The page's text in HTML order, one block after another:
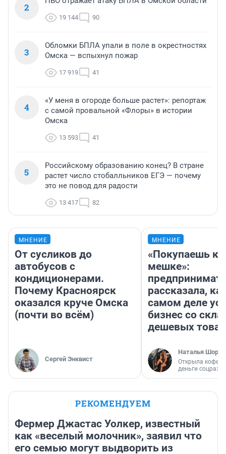
2
19 144 90
3
Обломки БПЛА упали в поле в окрестностях
Омска — вспыхнул пожар
17 919 41
4
«У меня в огороде больше растет»: репортаж
с самой провальной «Флоры» в истории
Омска
13 593 41
5
Российскому образованию конец? В стране
растет число стобалльников ЕГЭ — почему
это не повод для радости
13 417 82
МНЕНИЕ
От сусликов до
автобусов с
кондиционерами.
Почему Красноярск
оказался круче Омска
(почти во всём)
Сергей Энквист
МНЕНИЕ
«Покупаешь
мешке»:
рассказала,
самом деле
бизнес со
дешевых
Наталья
Открыла
деньги
РЕКОМЕНДУЕМ
Фермер Джастас Уолкер, известный
как «веселый молочник», заявил что
его семью могут выдворить из